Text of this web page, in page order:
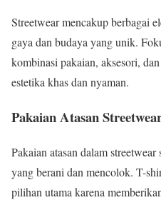
Streetwear mencakup berbagai
gaya dan budaya yang unik.
kombinasi pakaian, aksesori,
estetika khas dan nyaman.
Pakaian Atasan
Pakaian atasan dalam
yang berani dan mencolok. T-
pilihan utama karena